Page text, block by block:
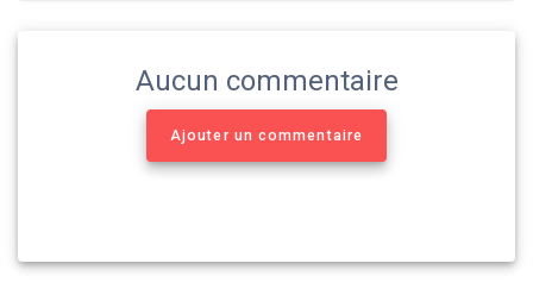
Aucun commentaire
Ajouter un commentaire